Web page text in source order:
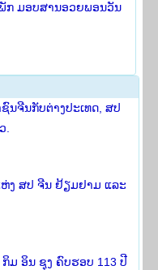
ກ ມອບສານອວຍພອນວັນ
ຈີນກັບຕ່າງປະເທດ, ສປ
.
ງ ສປ ຈີນ ຢ້ຽມຢາມ ແລະ
ມ ອິນ ຊຸງ ຄົບຮອບ 113 ປີ